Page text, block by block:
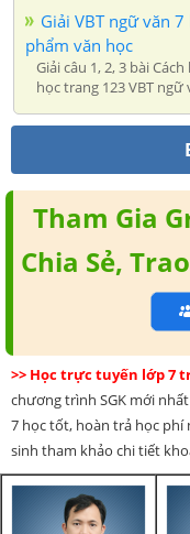
Giải VBT ngữ văn
phẩm văn học
Giải câu 1, 2, 3 bài
học trang 123 VBT ngữ
Tham Gia
Chia Sẻ,
>> Học trực tuyến lớp 7
chương trình SGK mới
7 học tốt, hoàn trả học phí
sinh tham khảo chi tiết